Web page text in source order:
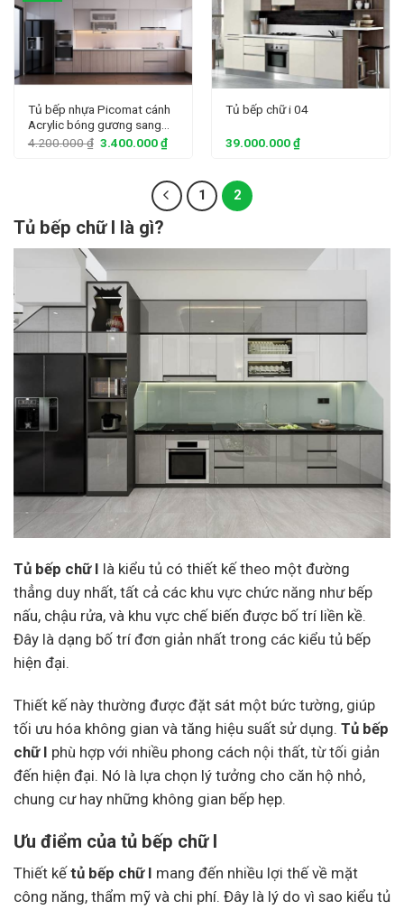
Tủ bếp nhựa Picomat cánh
Acrylic bóng gương sang
trọng
4.200.000₫ 3.400.000₫
Tủ bếp chữ i 04
39.000.000₫
1 2
Tủ bếp chữ I là gì?
Tủ bếp chữ I là kiểu tủ có thiết kế theo một đường
thẳng duy nhất, tất cả các khu vực chức năng như bếp
nấu, chậu rửa, và khu vực chế biến được bố trí liền kề.
Đây là dạng bố trí đơn giản nhất trong các kiểu tủ bếp
hiện đại.
Thiết kế này thường được đặt sát một bức tường, giúp
tối ưu hóa không gian và tăng hiệu suất sử dụng. Tủ bếp
chữ I phù hợp với nhiều phong cách nội thất, từ tối giản
đến hiện đại. Nó là lựa chọn lý tưởng cho căn hộ nhỏ,
chung cư hay những không gian bếp hẹp.
Ưu điểm của tủ bếp chữ I
Thiết kế tủ bếp chữ I mang đến nhiều lợi thế về mặt
công năng, thẩm mỹ và chi phí. Đây là lý do vì sao kiểu tủ